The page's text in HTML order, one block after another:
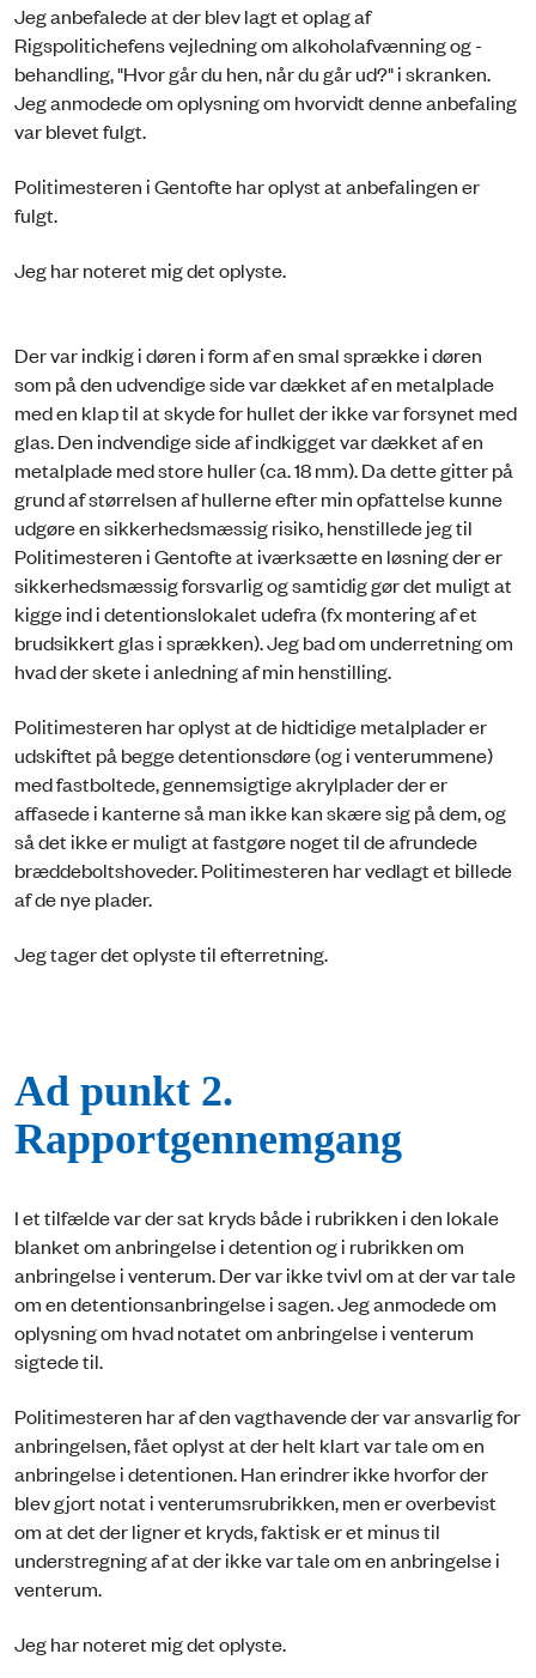
Jeg anbefalede at der blev lagt et oplag af
Rigspolitichefens vejledning om alkoholafvænning og -
behandling, "Hvor går du hen, når du går ud?" i skranken.
Jeg anmodede om oplysning om hvorvidt denne anbefaling
var blevet fulgt.
Politimesteren i Gentofte har oplyst at anbefalingen er
fulgt.
Jeg har noteret mig det oplyste.
Der var indkig i døren i form af en smal sprække i døren
som på den udvendige side var dækket af en metalplade
med en klap til at skyde for hullet der ikke var forsynet med
glas. Den indvendige side af indkigget var dækket af en
metalplade med store huller (ca. 18 mm). Da dette gitter på
grund af størrelsen af hullerne efter min opfattelse kunne
udgøre en sikkerhedsmæssig risiko, henstillede jeg til
Politimesteren i Gentofte at iværksætte en løsning der er
sikkerhedsmæssig forsvarlig og samtidig gør det muligt at
kigge ind i detentionslokalet udefra (fx montering af et
brudsikkert glas i sprækken). Jeg bad om underretning om
hvad der skete i anledning af min henstilling.
Politimesteren har oplyst at de hidtidige metalplader er
udskiftet på begge detentionsdøre (og i venterummene)
med fastboltede, gennemsigtige akrylplader der er
affasede i kanterne så man ikke kan skære sig på dem, og
så det ikke er muligt at fastgøre noget til de afrundede
bræddeboltshoveder. Politimesteren har vedlagt et billede
af de nye plader.
Jeg tager det oplyste til efterretning.
Ad punkt 2.
Rapportgennemgang
I et tilfælde var der sat kryds både i rubrikken i den lokale
blanket om anbringelse i detention og i rubrikken om
anbringelse i venterum. Der var ikke tvivl om at der var tale
om en detentionsanbringelse i sagen. Jeg anmodede om
oplysning om hvad notatet om anbringelse i venterum
sigtede til.
Politimesteren har af den vagthavende der var ansvarlig for
anbringelsen, fået oplyst at der helt klart var tale om en
anbringelse i detentionen. Han erindrer ikke hvorfor der
blev gjort notat i venterumsrubrikken, men er overbevist
om at det der ligner et kryds, faktisk er et minus til
understregning af at der ikke var tale om en anbringelse i
venterum.
Jeg har noteret mig det oplyste.